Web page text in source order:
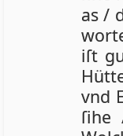
as /
iſt
vnd